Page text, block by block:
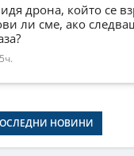
дрона, който се
ли сме, ако
НОВИНИ